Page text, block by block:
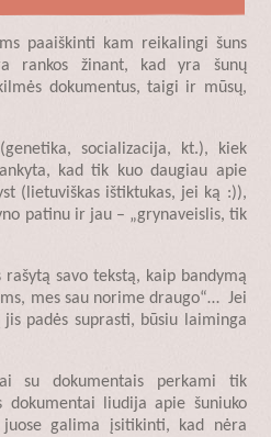
paaiškinti kam reikalingi šuns
rankos žinant, kad yra šunų
dokumentus, taigi ir mūsų,
socializacija, kt.), kiek
kad tik kuo daugiau apie
(lietuviškas ištiktukas, jei ką :)),
patinu ir jau – „grynaveislis, tik
rašytą savo tekstą, kaip bandymą
mes sau norime draugo“… Jei
padės suprasti, būsiu laiminga
su dokumentais perkami tik
dokumentai liudija apie šuniuko
galima įsitikinti, kad nėra